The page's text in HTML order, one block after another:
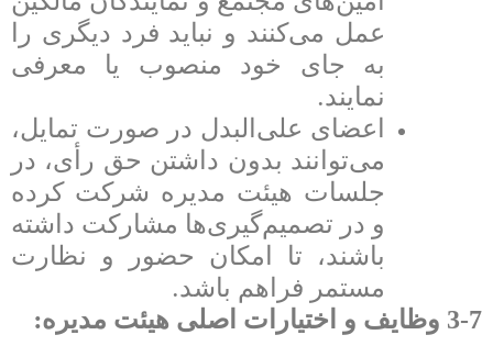
عمل می‌کنند و نباید فرد دیگری را
به جای خود منصوب یا معرفی
نمایند.
اعضای علی‌البدل در صورت تمایل،
می‌توانند بدون داشتن حق رأی، در
جلسات هیئت مدیره شرکت کرده
و در تصمیم‌گیری‌ها مشارکت داشته
باشند، تا امکان حضور و نظارت
مستمر فراهم باشد.
3-7 وظایف و اختیارات اصلی هیئت مدیره :